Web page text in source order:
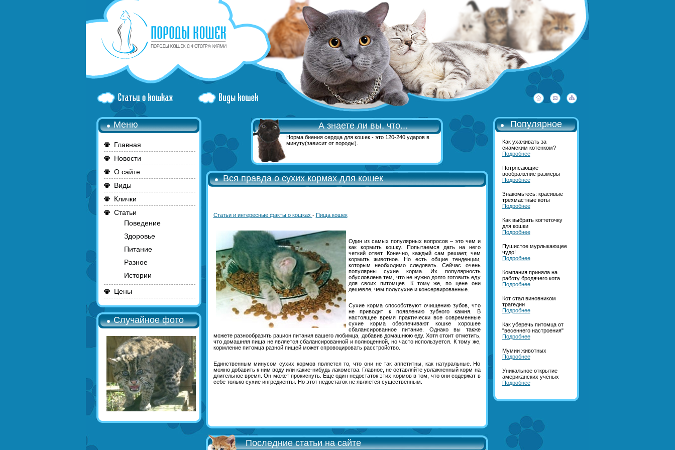
Меню
Главная
Новости
О сайте
Виды
Клички
Статьи
Поведение
Здоровье
Питание
Разное
Истории
Цены
Случайное фото
А знаете ли вы, что...
Норма биения сердца для кошек - это 120-240 ударов в
минуту(зависит от породы).
Вся правда о сухих кормах для кошек
Статьи и интересные факты о кошках - Пища кошек
Один из самых популярных вопросов – это чем и
как кормить кошку. Попытаемся дать на него
четкий ответ. Конечно, каждый сам решает, чем
кормить животное. Но есть общие тенденции,
которым необходимо следовать. Сейчас очень
популярны сухие корма. Их популярность
обусловлена тем, что не нужно долго готовить еду
для своих питомцев. К тому же, по цене они
дешевле, чем полусухие и консервированные.
Сухие корма способствуют очищению зубов, что
не приводит к появлению зубного камня. В
настоящее время практически все современные
сухие корма обеспечивают кошке хорошее
сбалансированное питание. Однако вы также
можете разнообразить рацион питания вашего любимца, добавив домашнюю еду. Хотя стоит отметить,
что домашняя пища не является сбалансированной и полноценной, но часто используется. К тому же,
кормление питомца разной пищей может спровоцировать расстройство.
Единственным минусом сухих кормов является то, что они не так аппетитны, как натуральные. Но
можно добавить к ним воду или какие-нибудь лакомства. Главное, не оставляйте увлажненный корм на
длительное время. Он может прокиснуть. Еще один недостаток этих кормов в том, что они содержат в
себе только сухие ингредиенты. Но этот недостаток не является существенным.
Последние статьи на сайте
Популярное
Как ухаживать за
сиамским котенком?
Подробнее
Потрясающие
воображение размеры
Подробнее
Знакомьтесь: красивые
трехмастные коты
Подробнее
Как выбрать когтеточку
для кошки
Подробнее
Пушистое мурлыкающее
чудо!
Подробнее
Компания приняла на
работу бродячего кота.
Подробнее
Кот стал виновником
трагедии
Подробнее
Как уберечь питомца от
"весеннего настроения"
Подробнее
Мумии животных
Подробнее
Уникальное открытие
американских учёных
Подробнее